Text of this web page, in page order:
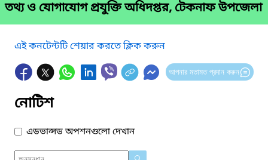
তথ্য ও যোগাযোগ প্রযুক্তি অধিদপ্তর, টেকনাফ উপজেলা
এই কনটেন্টটি শেয়ার করতে ক্লিক করুন
আপনার মতামত প্রদান করুন
নোটিশ
এডভান্সড অপশনগুলো দেখান